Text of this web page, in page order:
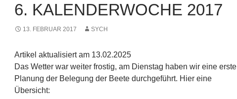
6. KALENDERWOCHE 2017
13. FEBRUAR 2017 SYCH
Artikel aktualisiert am 13.02.2025
Das Wetter war weiter frostig, am Dienstag haben wir eine erste
Planung der Belegung der Beete durchgeführt. Hier eine
Übersicht: